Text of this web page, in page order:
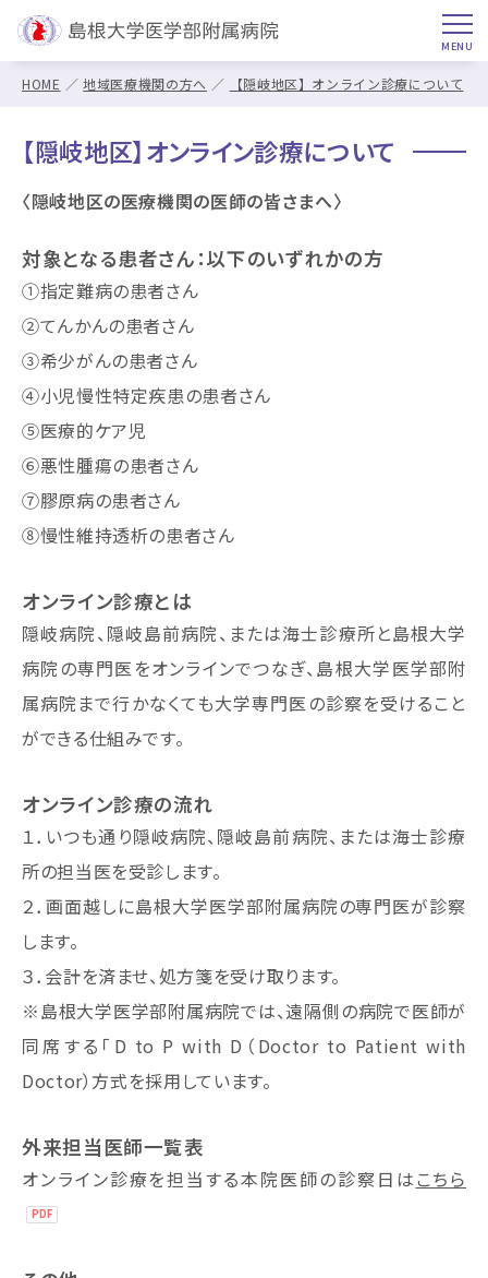
HOME 地域医療機関の方へ 【隠岐地区】オンライン診療について
【隠岐地区】オンライン診療について
〈隠岐地区の医療機関の医師の皆さまへ〉
対象となる患者さん：以下のいずれかの方
①指定難病の患者さん
②てんかんの患者さん
③希少がんの患者さん
④小児慢性特定疾患の患者さん
⑤医療的ケア児
⑥悪性腫瘍の患者さん
⑦膠原病の患者さん
⑧慢性維持透析の患者さん
オンライン診療とは
隠岐病院、隠岐島前病院、または海士診療所と島根大学
病院の専門医をオンラインでつなぎ、島根大学医学部附
属病院まで行かなくても大学専門医の診察を受けること
ができる仕組みです。
オンライン診療の流れ
１．いつも通り隠岐病院、隠岐島前病院、または海士診療
所の担当医を受診します。
２．画面越しに島根大学医学部附属病院の専門医が診察
します。
３．会計を済ませ、処方箋を受け取ります。
※島根大学医学部附属病院では、遠隔側の病院で医師が
同席する「D to P with D（Doctor to Patient with
Doctor）方式を採用しています。
外来担当医師一覧表
オンライン診療を担当する本院医師の診察日は こちら